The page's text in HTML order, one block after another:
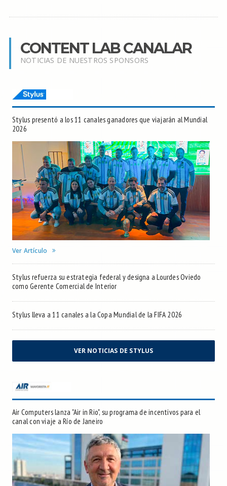
CONTENT LAB CANALAR
NOTICIAS DE NUESTROS SPONSORS
Stylus presentó a los 11 canales ganadores que viajarán al Mundial
2026
Ver Artículo
Stylus refuerza su estrategia federal y designa a Lourdes Oviedo
como Gerente Comercial de Interior
Stylus lleva a 11 canales a la Copa Mundial de la FIFA 2026
VER NOTICIAS DE STYLUS
Air Computers lanza "Air in Rio", su programa de incentivos para el
canal con viaje a Río de Janeiro